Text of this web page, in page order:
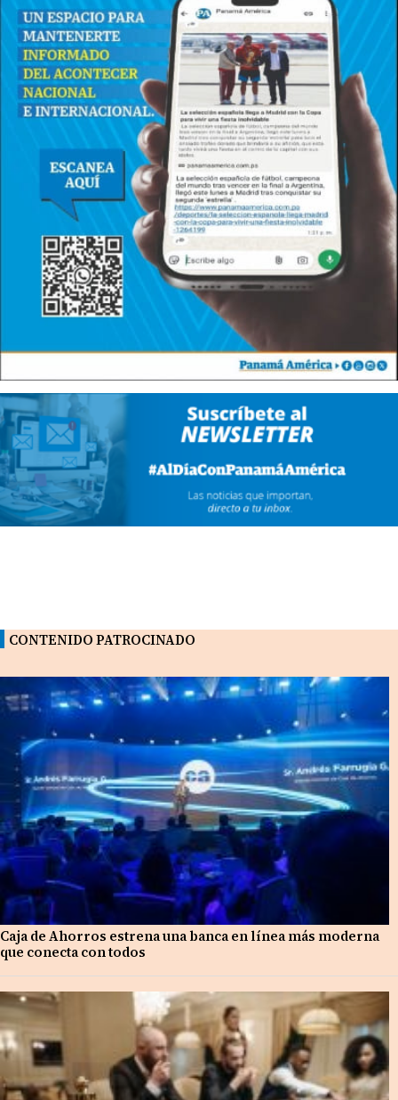
CONTENIDO PATROCINADO
Caja de Ahorros estrena una banca en línea más moderna
que conecta con todos